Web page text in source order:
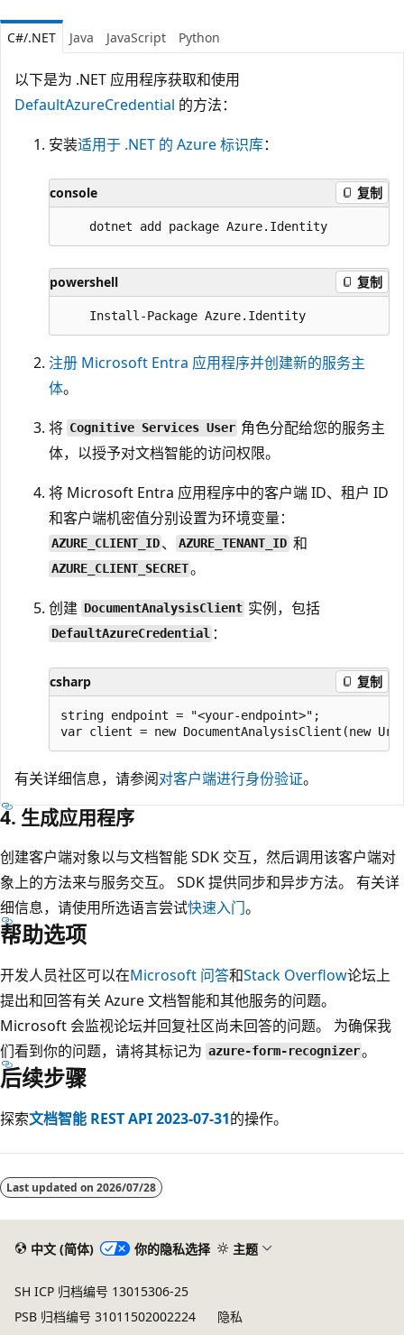
C#/.NET Java JavaScript Python
以下是为 .NET 应用程序获取和使用
DefaultAzureCredential 的方法：
安装适用于 .NET 的 Azure 标识库：
console 复制
powershell 复制
注册 Microsoft Entra 应用程序并创建新的服务主
体。
将 Cognitive Services User 角色分配给您的服务主
体，以授予对文档智能的访问权限。
将 Microsoft Entra 应用程序中的客户端 ID、租户 ID
和客户端机密值分别设置为环境变量：
AZURE_CLIENT_ID 、 AZURE_TENANT_ID 和
AZURE_CLIENT_SECRET。
创建 DocumentAnalysisClient 实例，包括
DefaultAzureCredential ：
csharp 复制
string endpoint = "<your-endpoint>";
有关详细信息，请参阅对客户端进行身份验证。
4. 生成应用程序
创建客户端对象以与文档智能 SDK 交互，然后调用该客户端对
象上的方法来与服务交互。 SDK 提供同步和异步方法。 有关详
细信息，请使用所选语言尝试快速入门。
帮助选项
开发人员社区可以在Microsoft 问答和Stack Overflow论坛上
提出和回答有关 Azure 文档智能和其他服务的问题。
Microsoft 会监视论坛并回复社区尚未回答的问题。 为确保我
们看到你的问题，请将其标记为 azure-form-recognizer。
后续步骤
探索文档智能 REST API 2023-07-31的操作。
Last updated on 2026/07/28
中文 (简体) 你的隐私选择 主题
SH ICP 归档编号 13015306-25
PSB 归档编号 31011502002224
隐私